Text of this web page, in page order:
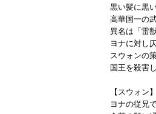
黒い髪に黒
高華国一の
異名は「雷獣
ヨナに対し
スウォンの
国王を殺害
【スウォン】
ヨナの従兄